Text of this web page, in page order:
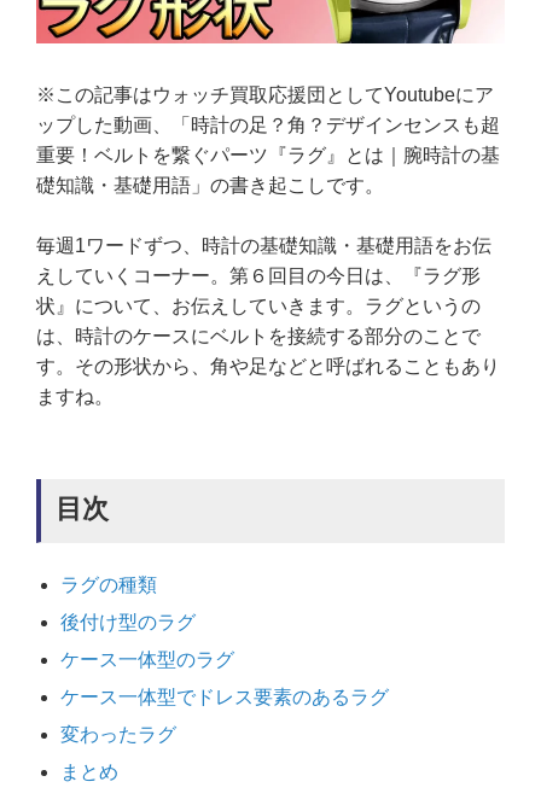
※この記事はウォッチ買取応援団としてYoutubeにア
ップした動画、「時計の足？角？デザインセンスも超
重要！ベルトを繋ぐパーツ『ラグ』とは｜腕時計の基
礎知識・基礎用語」の書き起こしです。
毎週1ワードずつ、時計の基礎知識・基礎用語をお伝
えしていくコーナー。第６回目の今日は、『ラグ形
状』について、お伝えしていきます。ラグというの
は、時計のケースにベルトを接続する部分のことで
す。その形状から、角や足などと呼ばれることもあり
ますね。
目次
ラグの種類
後付け型のラグ
ケース一体型のラグ
ケース一体型でドレス要素のあるラグ
変わったラグ
まとめ